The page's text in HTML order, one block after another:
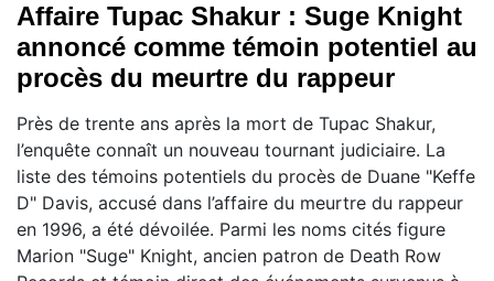
Affaire Tupac Shakur : Suge Knight
annoncé comme témoin potentiel au
procès du meurtre du rappeur
Près de trente ans après la mort de Tupac Shakur,
l’enquête connaît un nouveau tournant judiciaire. La
liste des témoins potentiels du procès de Duane "Keffe
D" Davis, accusé dans l’affaire du meurtre du rappeur
en 1996, a été dévoilée. Parmi les noms cités figure
Marion "Suge" Knight, ancien patron de Death Row